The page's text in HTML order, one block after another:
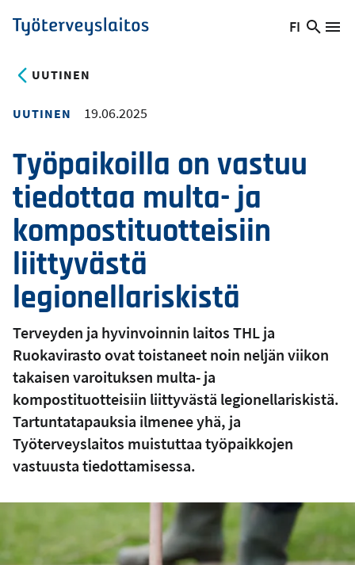
Hyppää
pääsisältöön
Työterveyslaitos
Vaihda
FI
Hae
UUTINEN
UUTINEN 19.06.2025
Työpaikoilla on vastuu
tiedottaa multa- ja
kompostituotteisiin
liittyvästä
legionellariskistä
Terveyden ja hyvinvoinnin laitos THL ja
Ruokavirasto ovat toistaneet noin neljän viikon
takaisen varoituksen multa- ja
kompostituotteisiin liittyvästä legionellariskistä.
Tartuntatapauksia ilmenee yhä, ja
Työterveyslaitos muistuttaa työpaikkojen
vastuusta tiedottamisessa.